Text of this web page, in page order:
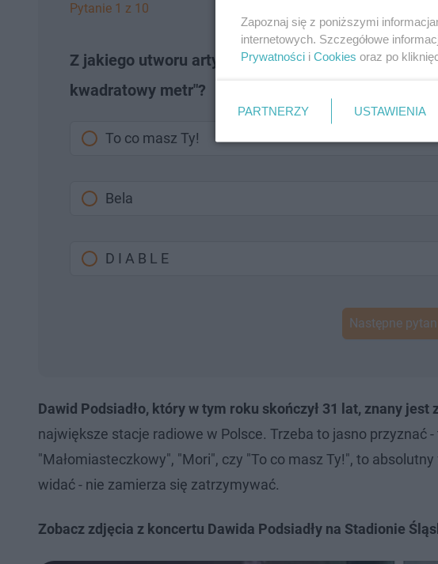
Pytanie 1 z 10
Z jakiego utworu artysty pochodzi ten fragment: "A
kwadratowy metr"?
To co masz Ty!
Bela
D I A B L E
Następne
Dawid Podsiadło, który w tym roku skończył 31 lat, znany jest
największe stacje radiowe w Polsce. Trzeba to jasno przyznać
"Małomiasteczkowy", "Mori", czy "To co masz Ty!", to
widać - nie zamierza się zatrzymywać.
Zobacz zdjęcia z koncertu Dawida Podsiadły na Stadionie
Zapoznaj się z poniższymi
internetowych. Szczegółowe
Prywatności i Cookies oraz po
PARTNERZY USTAWIENIA